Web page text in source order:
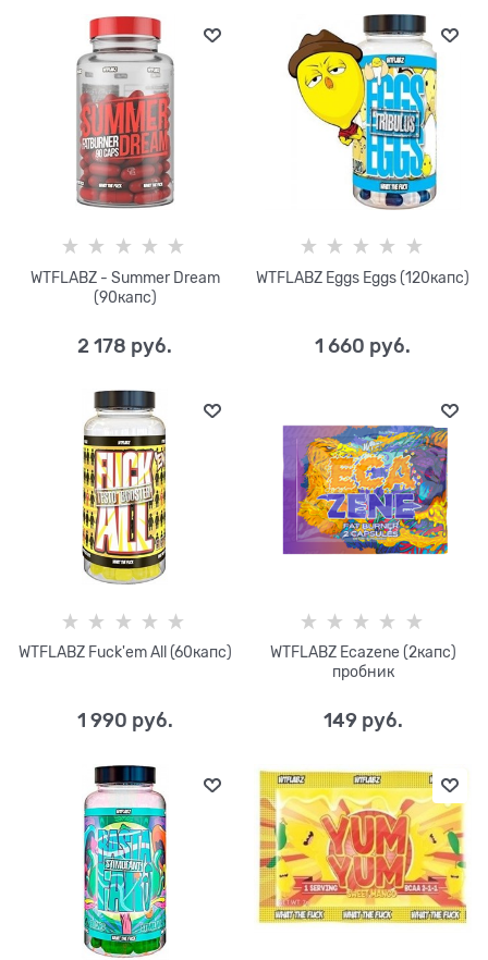
WTFLABZ - Summer Dream
(90капс)
2 178 руб.
WTFLABZ Eggs Eggs (120капс)
1 660 руб.
WTFLABZ Fuck'em All (60капс)
1 990 руб.
WTFLABZ Ecazene (2капс)
пробник
149 руб.